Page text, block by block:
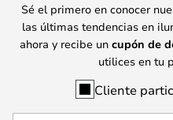
Sé el primero en conocer
las últimas tendencias en
ahora y recibe un cupón de
utilices en tu
Cliente